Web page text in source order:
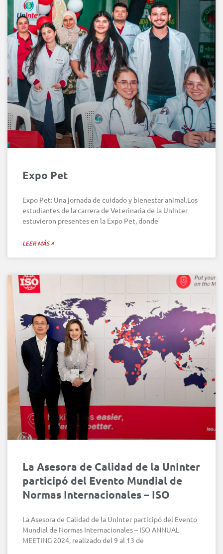
Expo Pet
Expo Pet: Una jornada de cuidado y bienestar animal.Los
estudiantes de la carrera de Veterinaria de la UnInter
estuvieron presentes en la Expo Pet, donde
LEER MÁS »
La Asesora de Calidad de la UnInter
participó del Evento Mundial de
Normas Internacionales – ISO
La Asesora de Calidad de la UnInter participó del Evento
Mundial de Normas Internacionales – ISO ANNUAL
MEETING 2024, realizado del 9 al 13 de